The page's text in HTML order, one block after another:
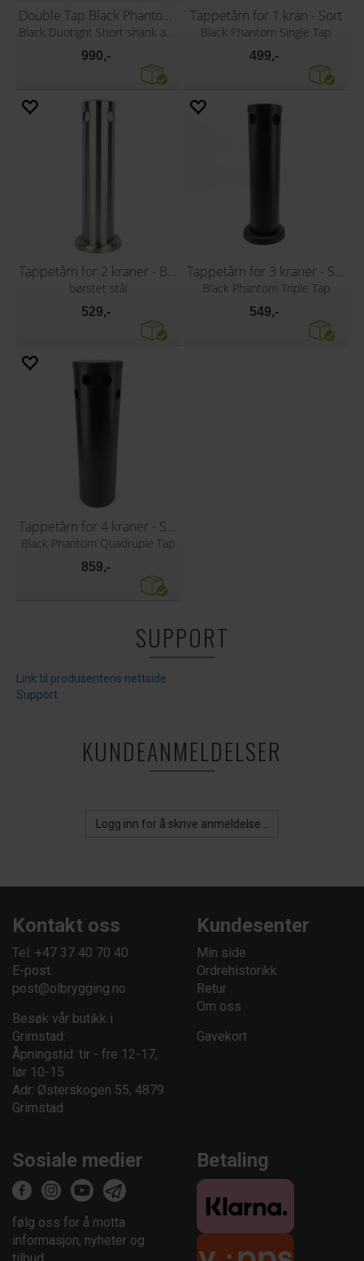
Double Tap Black Phantom Font Kit
Black Duotight Short shank and handle
990,-
Tappetårn for 1 kran - Sort
Black Phantom Single Tap
499,-
Tappetårn for 2 kraner - Blank
børstet stål
529,-
Tappetårn for 3 kraner - Sort
Black Phantom Triple Tap
549,-
Tappetårn for 4 kraner - Sort
Black Phantom Quadruple Tap
859,-
SUPPORT
Link til produsentens nettside
Support
KUNDEANMELDELSER
Logg inn for å skrive anmeldelse...
Kontakt oss
Tel: +47 37 40 70 40
E-post:
post@olbrygging.no
Besøk vår butikk i
Grimstad:
Åpningstid: tir - fre 12-17,
lør 10-15
Adr: Østerskogen 55, 4879
Grimstad
Kundesenter
Min side
Ordrehistorikk
Retur
Om oss
Gavekort
Sosiale medier
følg oss for å motta
informasjon, nyheter og
Betaling